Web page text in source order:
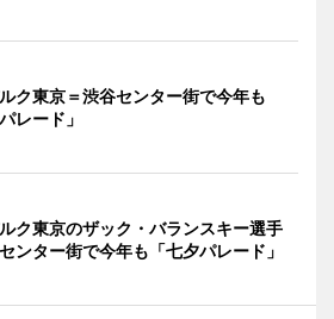
ク東京＝渋谷センター街で今年も
レード」
ク東京のザック・バランスキー選手
ンター街で今年も「七夕パレード」